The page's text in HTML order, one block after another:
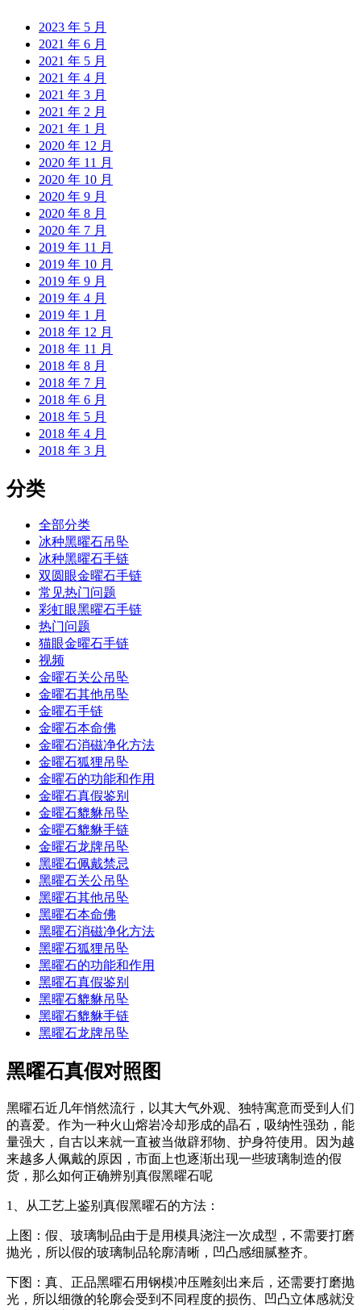
2023 年 5 月
2021 年 6 月
2021 年 5 月
2021 年 4 月
2021 年 3 月
2021 年 2 月
2021 年 1 月
2020 年 12 月
2020 年 11 月
2020 年 10 月
2020 年 9 月
2020 年 8 月
2020 年 7 月
2019 年 11 月
2019 年 10 月
2019 年 9 月
2019 年 4 月
2019 年 1 月
2018 年 12 月
2018 年 11 月
2018 年 8 月
2018 年 7 月
2018 年 6 月
2018 年 5 月
2018 年 4 月
2018 年 3 月
分类
全部分类
冰种黑曜石吊坠
冰种黑曜石手链
双圆眼金曜石手链
常见热门问题
彩虹眼黑曜石手链
热门问题
猫眼金曜石手链
视频
金曜石关公吊坠
金曜石其他吊坠
金曜石手链
金曜石本命佛
金曜石消磁净化方法
金曜石狐狸吊坠
金曜石的功能和作用
金曜石真假鉴别
金曜石貔貅吊坠
金曜石貔貅手链
金曜石龙牌吊坠
黑曜石佩戴禁忌
黑曜石关公吊坠
黑曜石其他吊坠
黑曜石本命佛
黑曜石消磁净化方法
黑曜石狐狸吊坠
黑曜石的功能和作用
黑曜石真假鉴别
黑曜石貔貅吊坠
黑曜石貔貅手链
黑曜石龙牌吊坠
黑曜石真假对照图
黑曜石近几年悄然流行，以其大气外观、独特寓意而受到人们
的喜爱。作为一种火山熔岩冷却形成的晶石，吸纳性强劲，能
量强大，自古以来就一直被当做辟邪物、护身符使用。因为越
来越多人佩戴的原因，市面上也逐渐出现一些玻璃制造的假
货，那么如何正确辨别真假黑曜石呢
1、从工艺上鉴别真假黑曜石的方法：
上图：假、玻璃制品由于是用模具浇注一次成型，不需要打磨
抛光，所以假的玻璃制品轮廓清晰，凹凸感细腻整齐。
下图：真、正品黑曜石用钢模冲压雕刻出来后，还需要打磨抛
光，所以细微的轮廓会受到不同程度的损伤、凹凸立体感就没